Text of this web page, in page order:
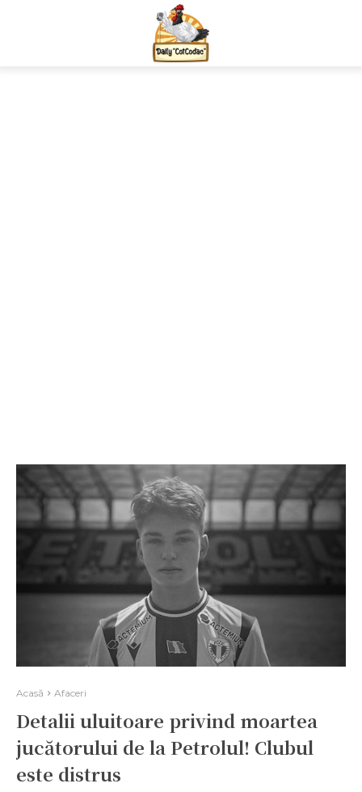
Acasă Afaceri
Detalii uluitoare privind moartea
jucătorului de la Petrolul! Clubul
este distrus